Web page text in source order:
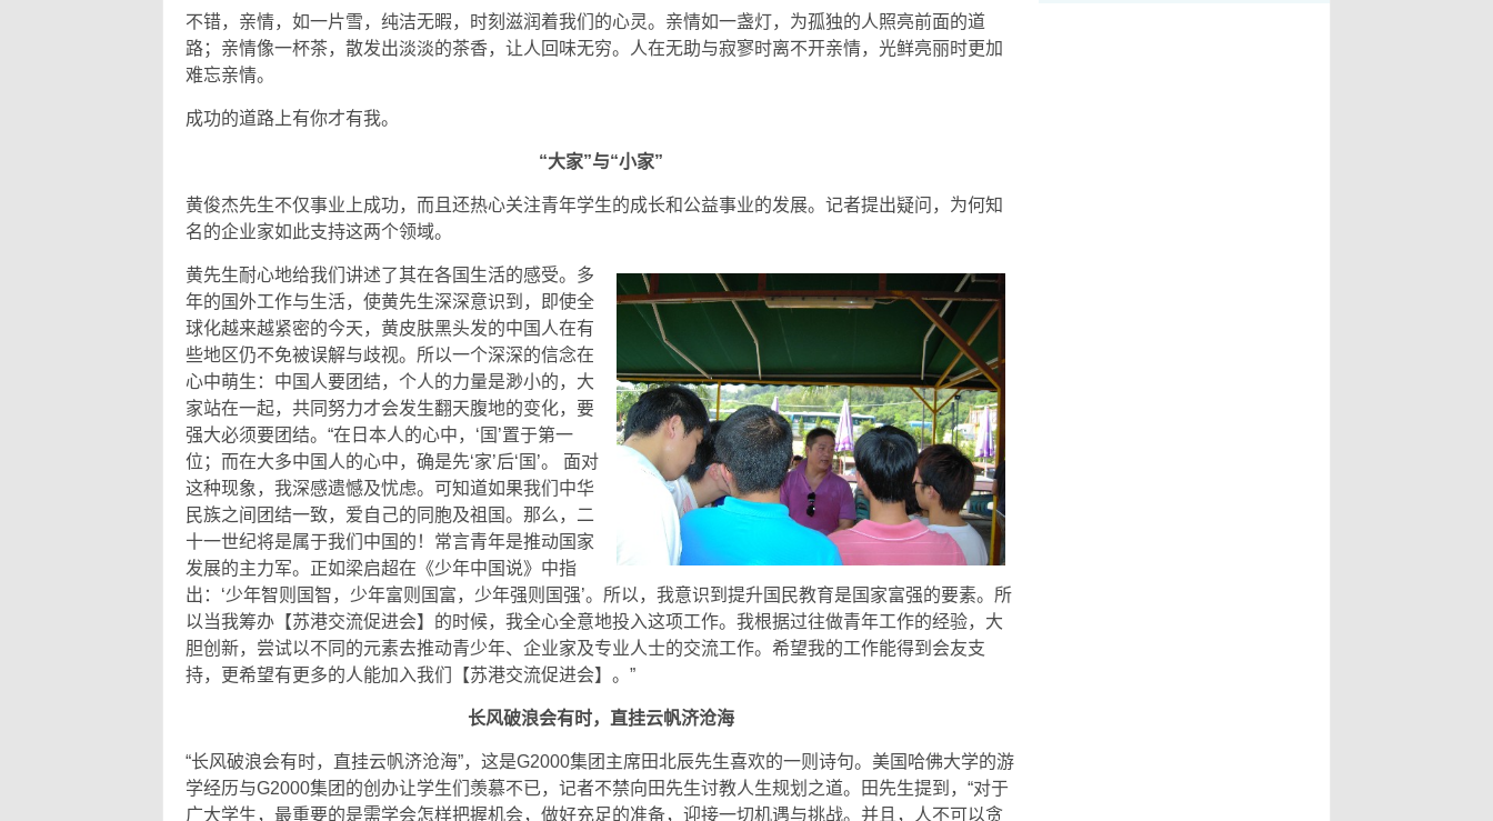
不错，亲情，如一片雪，纯洁无暇，时刻滋润着我们的心灵。亲情如一盏灯，为孤独的人照亮前面的道
路；亲情像一杯茶，散发出淡淡的茶香，让人回味无穷。人在无助与寂寥时离不开亲情，光鲜亮丽时更加
难忘亲情。
成功的道路上有你才有我。
“大家”与“小家”
黄俊杰先生不仅事业上成功，而且还热心关注青年学生的成长和公益事业的发展。记者提出疑问，为何知
名的企业家如此支持这两个领域。
黄先生耐心地给我们讲述了其在各国生活的感受。多
年的国外工作与生活，使黄先生深深意识到，即使全
球化越来越紧密的今天，黄皮肤黑头发的中国人在有
些地区仍不免被误解与歧视。所以一个深深的信念在
心中萌生：中国人要团结，个人的力量是渺小的，大
家站在一起，共同努力才会发生翻天腹地的变化，要
强大必须要团结。“在日本人的心中，‘国’置于第一
位；而在大多中国人的心中，确是先‘家’后‘国’。 面对
这种现象，我深感遗憾及忧虑。可知道如果我们中华
民族之间团结一致，爱自己的同胞及祖国。那么，二
十一世纪将是属于我们中国的！常言青年是推动国家
发展的主力军。正如梁启超在《少年中国说》中指
出：‘少年智则国智，少年富则国富，少年强则国强’。所以，我意识到提升国民教育是国家富强的要素。所
以当我筹办【苏港交流促进会】的时候，我全心全意地投入这项工作。我根据过往做青年工作的经验，大
胆创新，尝试以不同的元素去推动青少年、企业家及专业人士的交流工作。希望我的工作能得到会友支
持，更希望有更多的人能加入我们【苏港交流促进会】。”
长风破浪会有时，直挂云帆济沧海
“长风破浪会有时，直挂云帆济沧海”，这是G2000集团主席田北辰先生喜欢的一则诗句。美国哈佛大学的游
学经历与G2000集团的创办让学生们羡慕不已，记者不禁向田先生讨教人生规划之道。田先生提到，“对于
广大学生，最重要的是需学会怎样把握机会，做好充足的准备，迎接一切机遇与挑战。并且，人不可以贪